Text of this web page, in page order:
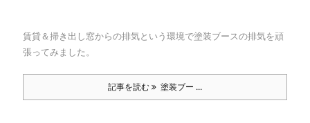
賃貸＆掃き出し窓からの排気という環境で塗装ブースの排気を頑
張ってみました。
記事を読む 塗装ブー ...